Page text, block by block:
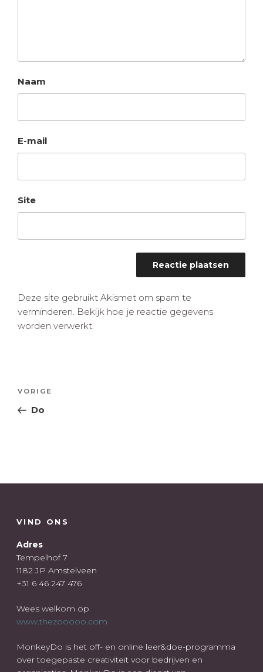
Naam
E-mail
Site
Deze site gebruikt Akismet om spam te
verminderen. Bekijk hoe je reactie gegevens
worden verwerkt.
Vorig
bericht
VORIGE
Do
VIND ONS
Adres
Tempelhof 7
1182 JP Amstelveen
+31 6 46 247 476
Wees welkom op
www.thezooooo.com
MonkeyDo is het off- en online leer&doe-programma
over toegepaste creativiteit voor bedrijven en